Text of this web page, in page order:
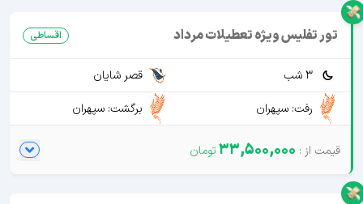
تور تفلیس ویژه تعطیلات مرداد اقساطی
3 شب
قصر شایان
رفت: سپهران
برگشت: سپهران
33,500,000